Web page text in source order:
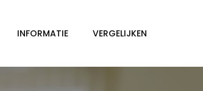
INFORMATIE VERGELIJKEN